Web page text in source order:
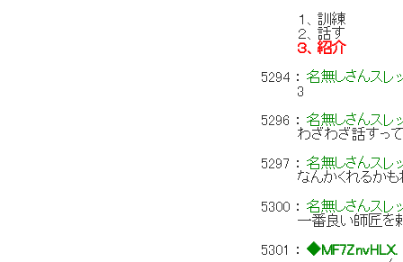
１、訓練
２、話す
３、紹介
5294 ：名無しさんス
3
5296 ：名無しさんス
わざわざ話すっ
5297 ：名無しさんス
なんかくれるかも
5300 ：名無しさんス
一番良い師匠を
5301
：◆MF7ZnvHLX.